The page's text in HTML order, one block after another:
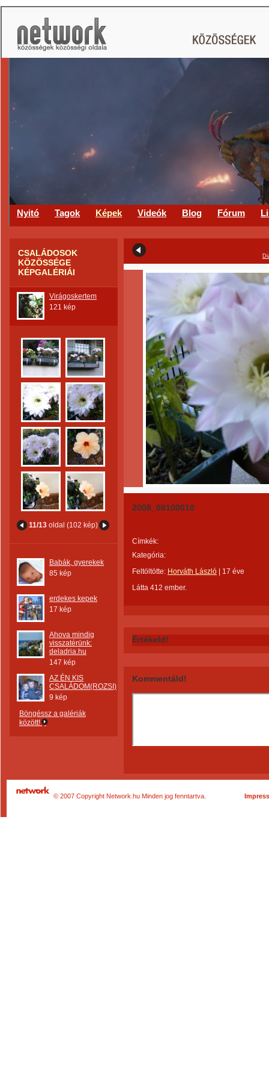
Nyitó Tagok Képek Videók Blog Fórum
CSALÁDOSOK
KÖZÖSSÉGE
KÉPGALÉRIÁI
Virágoskertem
121 kép
11/13 oldal (102 kép)
Babák, gyerekek
85 kép
erdekes kepek
17 kép
Ahova mindig
visszatérünk:
deladria.hu
147 kép
AZ ÉN KIS
CSALÁDOM(ROZSI)
9 kép
Böngéssz a galériák
között!
2008_08100010
Címkék:
Kategória:
Feltöltötte: Horváth László
17 éve
Látta 412 ember.
Értékeld!
Kommentáld!
© 2007 Copyright Network.hu Minden jog fenntartva.